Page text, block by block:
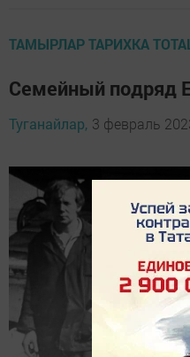
ТАМЫРЛАР ТАРИХКА
Семейный подряд
Туганайлар, 3 февраль